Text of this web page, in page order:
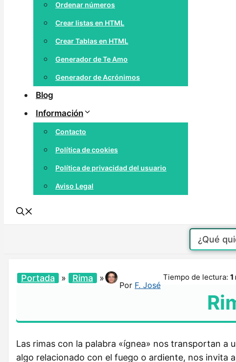
Ordenar números
Crear listas en HTML
Crear Tablas en HTML
Generador de Te Amo
Generador de Acrónimos
Blog
Información
Contacto
Política de cookies
Política de privacidad del usuario
Aviso Legal
Portada » Rima »
Por F. José
Tiempo de lectura: 1
Las rimas con la palabra «ígnea» nos transportan a
algo relacionado con el fuego o ardiente, nos invita